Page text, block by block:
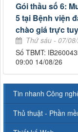
Gói thầu số 6:
5 tại Bệnh viện
chào giá trực
Thứ sáu - 07/
Số TBMT:
09:00 14/08/26
Tin nhanh Công
Thủ thuật - Phần